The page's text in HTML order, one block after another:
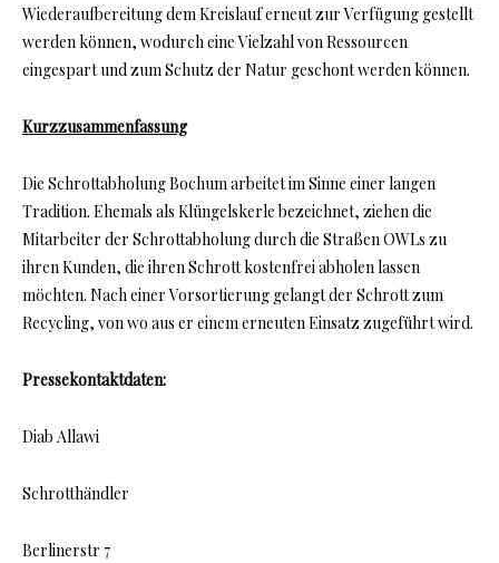
Wiederaufbereitung dem Kreislauf erneut zur Verfügung gestellt
werden können, wodurch eine Vielzahl von Ressourcen
eingespart und zum Schutz der Natur geschont werden können.
Kurzzusammenfassung
Die Schrottabholung Bochum arbeitet im Sinne einer langen
Tradition. Ehemals als Klüngelskerle bezeichnet, ziehen die
Mitarbeiter der Schrottabholung durch die Straßen OWLs zu
ihren Kunden, die ihren Schrott kostenfrei abholen lassen
möchten. Nach einer Vorsortierung gelangt der Schrott zum
Recycling, von wo aus er einem erneuten Einsatz zugeführt wird.
Pressekontaktdaten:
Diab Allawi
Schrotthändler
Berlinerstr 7